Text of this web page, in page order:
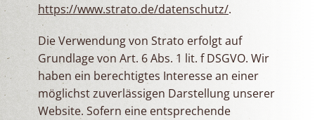
https://www.strato.de/datenschutz/.
Die Verwendung von Strato erfolgt auf
Grundlage von Art. 6 Abs. 1 lit. f DSGVO. Wir
haben ein berechtigtes Interesse an einer
möglichst zuverlässigen Darstellung unserer
Website. Sofern eine entsprechende